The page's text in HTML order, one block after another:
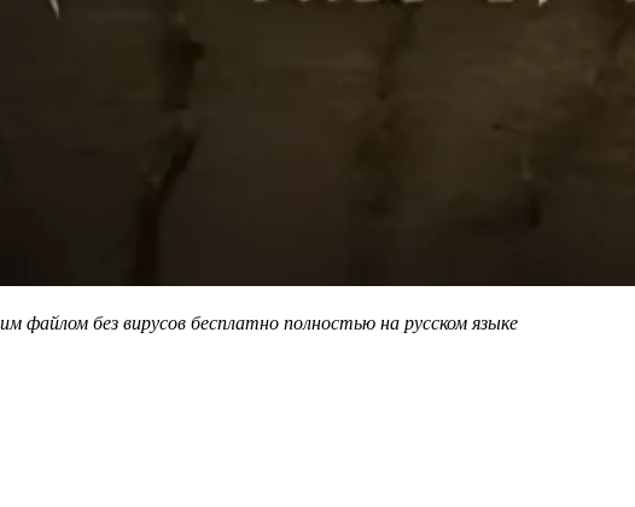
без вирусов бесплатно полностью на русском языке